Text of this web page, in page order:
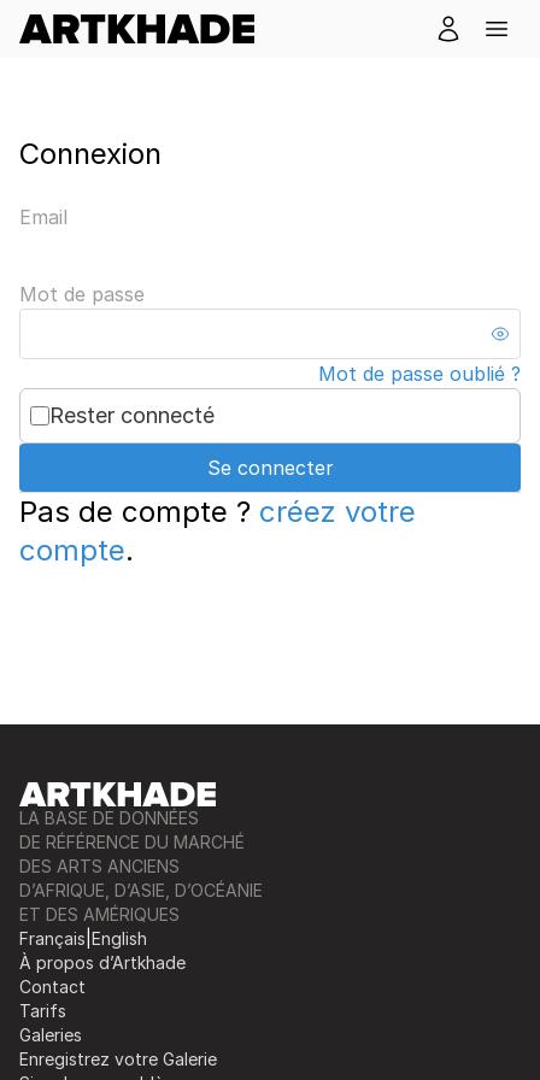
Connexion
Email
Mot de passe
Mot de passe oublié ?
Rester connecté
Se connecter
Pas de compte ? créez votre
compte.
LA BASE DE DONNÉES
DE RÉFÉRENCE DU MARCHÉ
DES ARTS ANCIENS
D’AFRIQUE, D’ASIE, D’OCÉANIE
ET DES AMÉRIQUES
Français English
À propos d’Artkhade
Contact
Tarifs
Galeries
Enregistrez votre Galerie